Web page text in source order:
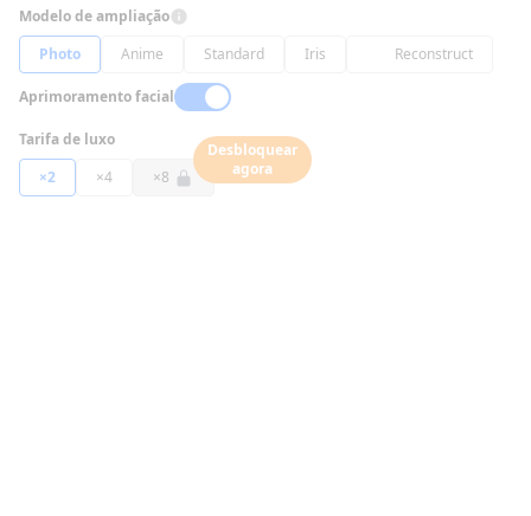
Modelo de ampliação
Photo
Anime Standard Iris Reconstruct
Aprimoramento facial
Tarifa de luxo
×2
×4 ×8
Desbloquear
agora